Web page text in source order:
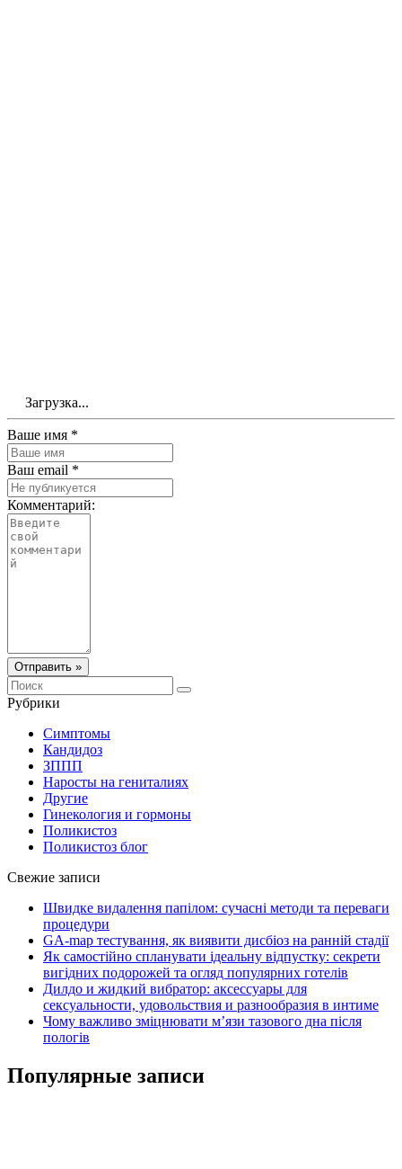
Загрузка...
Ваше имя *
Ваш email *
Комментарий:
Отправить »
Рубрики
Симптомы
Кандидоз
ЗППП
Наросты на гениталиях
Другие
Гинекология и гормоны
Поликистоз
Поликистоз блог
Свежие записи
Швидке видалення папілом: сучасні методи та переваги
процедури
GA-map тестування, як виявити дисбіоз на ранній стадії
Як самостійно спланувати ідеальну відпустку: секрети
вигідних подорожей та огляд популярних готелів
Дилдо и жидкий вибратор: аксессуары для
сексуальности, удовольствия и разнообразия в интиме
Чому важливо зміцнювати м’язи тазового дна після
пологів
Популярные записи